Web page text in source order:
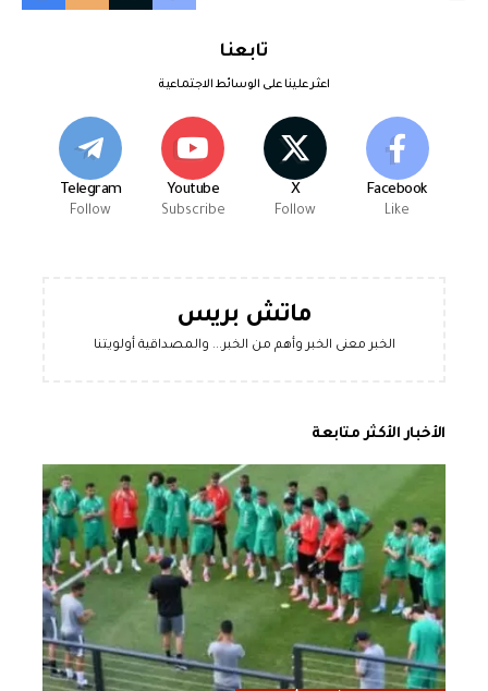
تابعنا
اعثر علينا على الوسائط الاجتماعية
Facebook
Like
X
Follow
Youtube
Subscribe
Telegram
Follow
ماتش بريس
الخبر معنى الخبر وأهم من الخبر... والمصداقية أولويتنا
الأخبار الأكثر متابعة